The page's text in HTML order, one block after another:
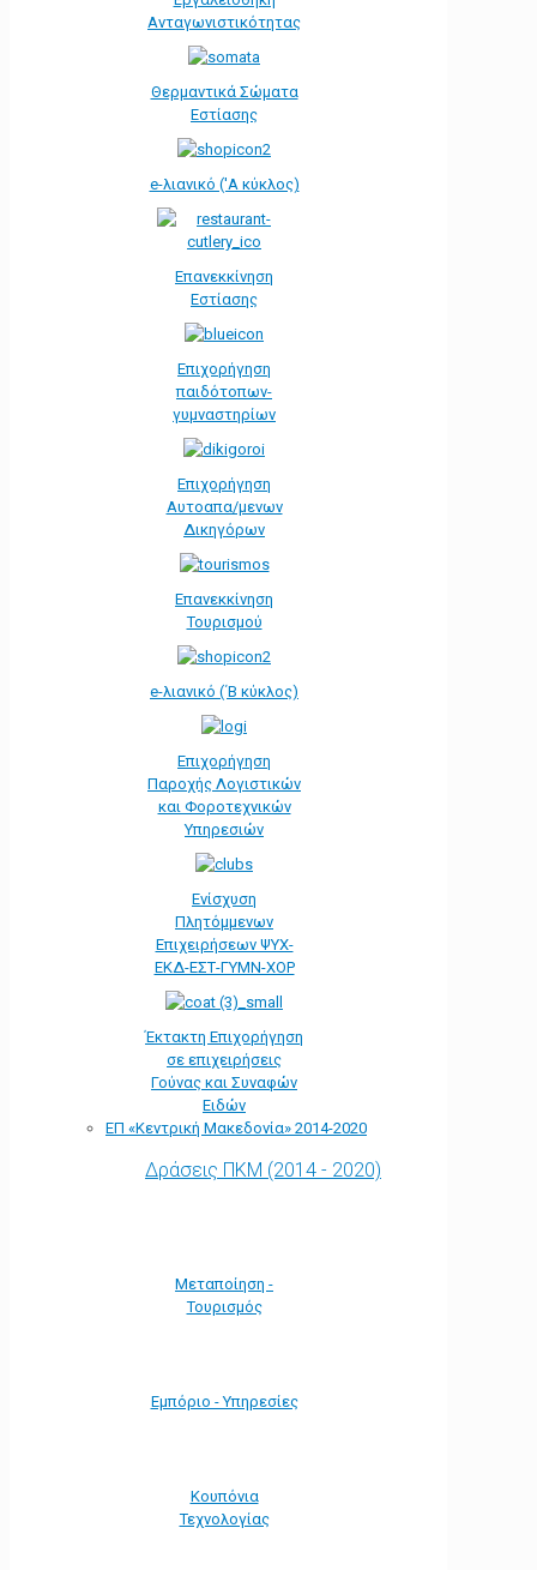
Ανταγωνιστικότητας
Θερμαντικά Σώματα
Εστίασης
e-λιανικό ('Α κύκλος)
Επανεκκίνηση
Εστίασης
Επιχορήγηση
παιδότοπων-
γυμναστηρίων
Επιχορήγηση
Αυτοαπα/μενων
Δικηγόρων
Επανεκκίνηση
Τουρισμού
e-λιανικό (΄Β κύκλος)
Επιχορήγηση
Παροχής Λογιστικών
και Φοροτεχνικών
Υπηρεσιών
Ενίσχυση
Πλητόμμενων
Επιχειρήσεων ΨΥΧ-
ΕΚΔ-ΕΣΤ-ΓΥΜΝ-ΧΟΡ
Έκτακτη Επιχορήγηση
σε επιχειρήσεις
Γούνας και Συναφών
Ειδών
ΕΠ «Kεντρική Μακεδονία» 2014-2020
Δράσεις ΠΚΜ (2014 - 2020)
Μεταποίηση -
Τουρισμός
Εμπόριο - Υπηρεσίες
Κουπόνια
Τεχνολογίας